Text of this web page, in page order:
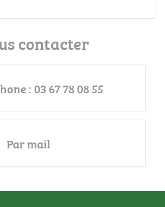
contacter
: 03 67 78 08 55
Par mail